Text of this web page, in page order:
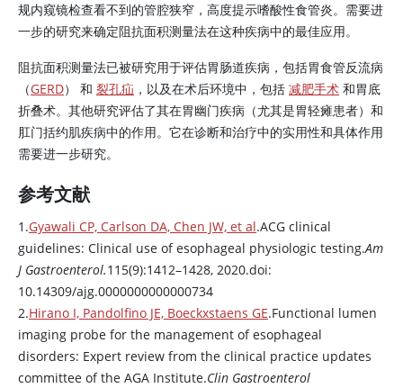
规内窥镜检查看不到的管腔狭窄，高度提示嗜酸性食管炎。需要进
一步的研究来确定阻抗面积测量法在这种疾病中的最佳应用。
阻抗面积测量法已被研究用于评估胃肠道疾病，包括胃食管反流病
（GERD） 和 裂孔疝 ，以及在术后环境中，包括 减肥手术 和胃底
折叠术。其他研究评估了其在胃幽门疾病（尤其是胃轻瘫患者）和
肛门括约肌疾病中的作用。它在诊断和治疗中的实用性和具体作用
需要进一步研究。
参考文献
1.Gyawali CP, Carlson DA, Chen JW, et al.ACG clinical
guidelines: Clinical use of esophageal physiologic testing.Am
J Gastroenterol.115(9):1412–1428, 2020.doi:
10.14309/ajg.0000000000000734
2.Hirano I, Pandolfino JE, Boeckxstaens GE.Functional lumen
imaging probe for the management of esophageal
disorders: Expert review from the clinical practice updates
committee of the AGA Institute.Clin Gastroenterol